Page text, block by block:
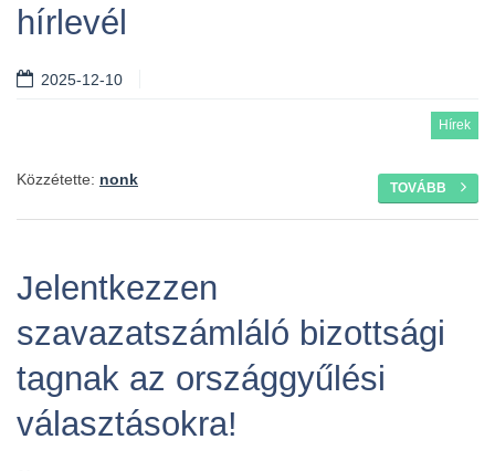
hírlevél
2025-12-10
Hírek
TOVÁBB
Közzétette: nonk
Jelentkezzen
szavazatszámláló bizottsági
tagnak az országgyűlési
választásokra!